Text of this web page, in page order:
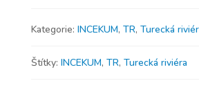
Kategorie: INCEKUM, TR, Turecká
Štítky: INCEKUM, TR, Turecká riviéra